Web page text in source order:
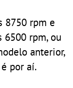
8750 rpm e
rpm, ou
anterior,
por aí.